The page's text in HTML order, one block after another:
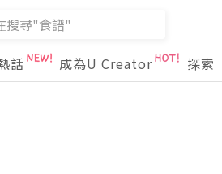
話 成為U Creator 探索